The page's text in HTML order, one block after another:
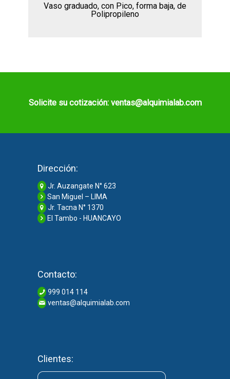
Vaso graduado, con Pico, forma baja, de
Polipropileno
Solicite su cotización: ventas@alquimialab.com
Dirección:
Jr. Auzangate N° 623
San Miguel – LIMA
Jr. Tacna N° 1370
El Tambo - HUANCAYO
Contacto:
999 014 114
ventas@alquimialab.com
Clientes: